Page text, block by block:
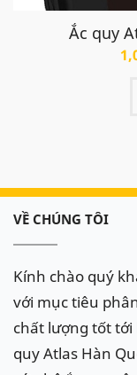
Ắc quy
VỀ CHÚNG TÔI
Kính chào quý
với mục tiêu
chất lượng tốt tới
quy Atlas Hàn